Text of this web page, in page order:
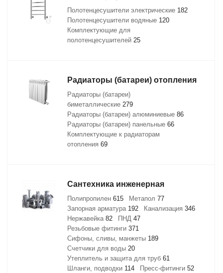
Полотенцесушители электрические 182
Полотенцесушители водяные 120
Комплектующие для
полотенцесушителей 25
Радиаторы (батареи) отопления
Радиаторы (батареи)
биметаллические 279
Радиаторы (батареи) алюминиевые 86
Радиаторы (батареи) панельные 66
Комплектующие к радиаторам
отопления 69
Сантехника инженерная
Полипропилен 615 Метапол 77
Запорная арматура 192 Канализация 346
Нержавейка 82 ПНД 47
Резьбовые фитинги 371
Сифоны, сливы, манжеты 189
Счетчики для воды 20
Утеплитель и защита для труб 61
Шланги, подводки 114 Пресс-фитинги 52